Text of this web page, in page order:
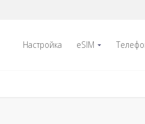
Настройка eSIM